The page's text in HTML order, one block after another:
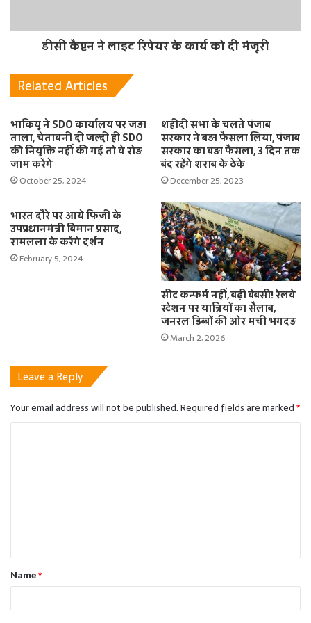
डीसी कैप्टन ने लाइट रिपेयर के कार्य को दी मंजूरी
Related Articles
भाकियू ने SDO कार्यालय पर जड़ा
ताला, चेतावनी दी जल्दी ही SDO
की नियुक्ति नहीं की गई तो वे रोड़
जाम करेंगे
October 25, 2024
शहीदी सभा के चलते पंजाब
सरकार ने बड़ा फैसला लिया, पंजाब
सरकार का बड़ा फैसला, 3 दिन तक
बंद रहेंगे शराब के ठेके
December 25, 2023
भारत दौरे पर आये फिजी के
उपप्रधानमंत्री बिमान प्रसाद,
रामलला के करेंगे दर्शन
February 5, 2024
सीट कन्फर्म नहीं, बढ़ी बेबसी! रेलवे
स्टेशन पर यात्रियों का सैलाब,
जनरल डिब्बों की ओर मची भगदड़
March 2, 2026
Leave a Reply
Your email address will not be published.Required fields are marked*
t
*Name*